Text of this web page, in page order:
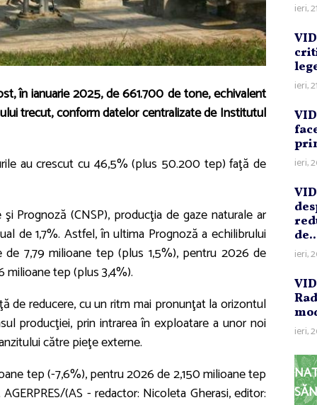
în ianuarie 2025, de 661.700 de tone, echivalent
trecut, conform datelor centralizate de Institutul
au crescut cu 46,5% (plus 50.200 tep) faţă de
Prognoză (CNSP), producţia de gaze naturale ar
de 1,7%. Astfel, în ultima Prognoză a echilibrului
7,79 milioane tep (plus 1,5%), pentru 2026 de
milioane tep (plus 3,4%).
de reducere, cu un ritm mai pronunţat la orizontul
producţiei, prin intrarea în exploatare a unor noi
către pieţe externe.
tep (-7,6%), pentru 2026 de 2,150 milioane tep
(AS - redactor: Nicoleta Gherasi, editor:
ieri,
ieri,
ieri,
ieri,
ieri,